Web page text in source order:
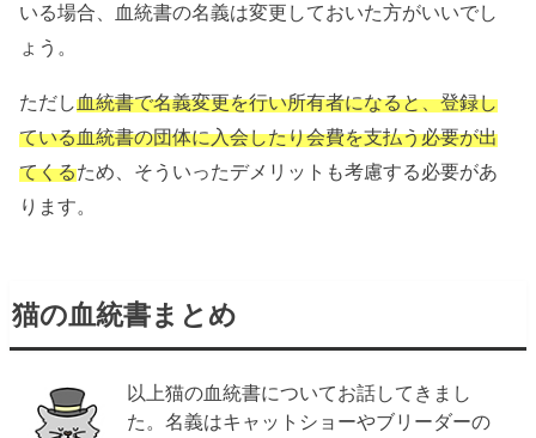
いる場合、血統書の名義は変更しておいた方がいいでし
ょう。
ただし血統書で名義変更を行い所有者になると、登録し
ている血統書の団体に入会したり会費を支払う必要が出
てくるため、そういったデメリットも考慮する必要があ
ります。
猫の血統書まとめ
以上猫の血統書についてお話してきまし
た。名義はキャットショーやブリーダーの